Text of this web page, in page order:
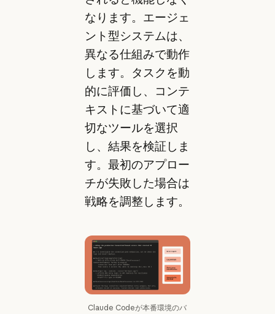
なります。エージェ
ント型システムは、
異なる仕組みで動作
します。タスクを動
的に評価し、コンテ
キストに基づいて適
切なツールを選択
し、結果を検証しま
す。最初のアプロー
チが失敗した場合は
戦略を調整します。
Claude Codeが本番環境のバ